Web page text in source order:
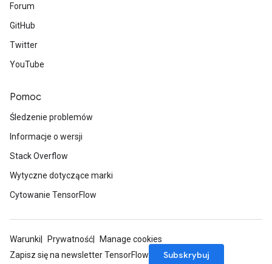
Forum
GitHub
Twitter
YouTube
Pomoc
Śledzenie problemów
Informacje o wersji
Stack Overflow
Wytyczne dotyczące marki
Cytowanie TensorFlow
Warunki Prywatność
Manage cookies
Zapisz się na newsletter TensorFlow
Subskrybuj